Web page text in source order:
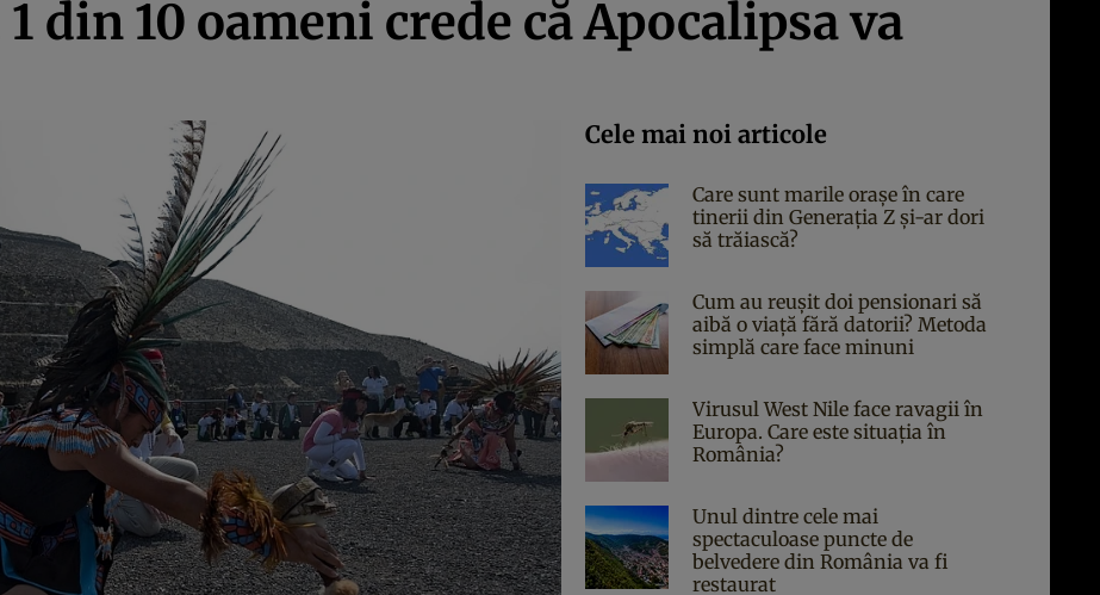
din 10 oameni crede că Apocalipsa va
Cele mai noi articole
Care sunt marile orașe în care
tinerii din Generația Z și-ar dori
să trăiască?
Cum au reușit doi pensionari să
aibă o viață fără datorii? Metoda
simplă care face minuni
Virusul West Nile face ravagii în
Europa. Care este situația în
România?
Unul dintre cele mai
spectaculoase puncte de
belvedere din România va fi
restaurat